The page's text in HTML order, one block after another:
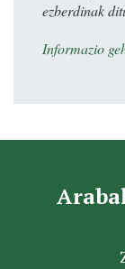
ezberdinak
Informazio